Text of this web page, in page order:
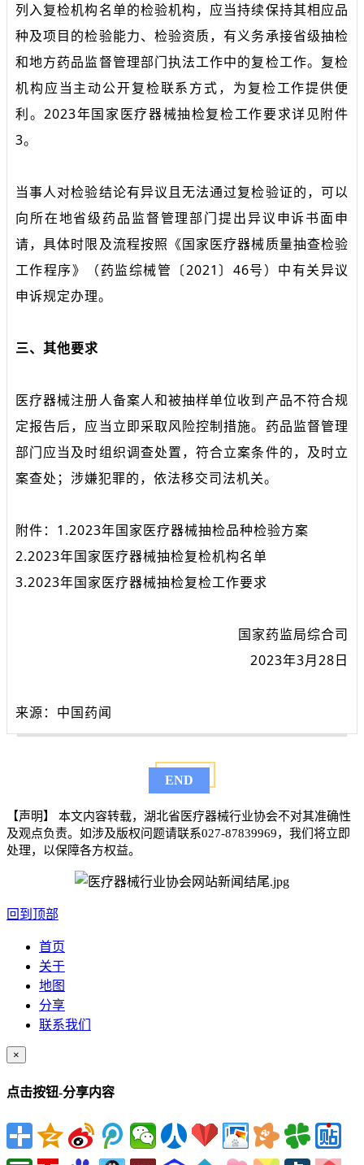
列入复检机构名单的检验机构，应当持续保持其相应品
种及项目的检验能力、检验资质，有义务承接省级抽检
和地方药品监督管理部门执法工作中的复检工作。复检
机构应当主动公开复检联系方式，为复检工作提供便
利。2023年国家医疗器械抽检复检工作要求详见附件
3。
当事人对检验结论有异议且无法通过复检验证的，可以
向所在地省级药品监督管理部门提出异议申诉书面申
请，具体时限及流程按照《国家医疗器械质量抽查检验
工作程序》（药监综械管〔2021〕46号）中有关异议
申诉规定办理。
三、其他要求
医疗器械注册人备案人和被抽样单位收到产品不符合规
定报告后，应当立即采取风险控制措施。药品监督管理
部门应当及时组织调查处置，符合立案条件的，及时立
案查处；涉嫌犯罪的，依法移交司法机关。
附件：1.2023年国家医疗器械抽检品种检验方案
2.2023年国家医疗器械抽检复检机构名单
3.2023年国家医疗器械抽检复检工作要求
国家药监局综合司
2023年3月28日
来源：中国药闻
END
【声明】
本文内容转载，湖北省医疗器械行业协会不对其准确性
及观点负责。如涉及版权问题请联系027-87839969，我们将立即
处理，以保障各方权益。
回到顶部
首页
关于
地图
分享
联系我们
×
点击按钮-分享内容